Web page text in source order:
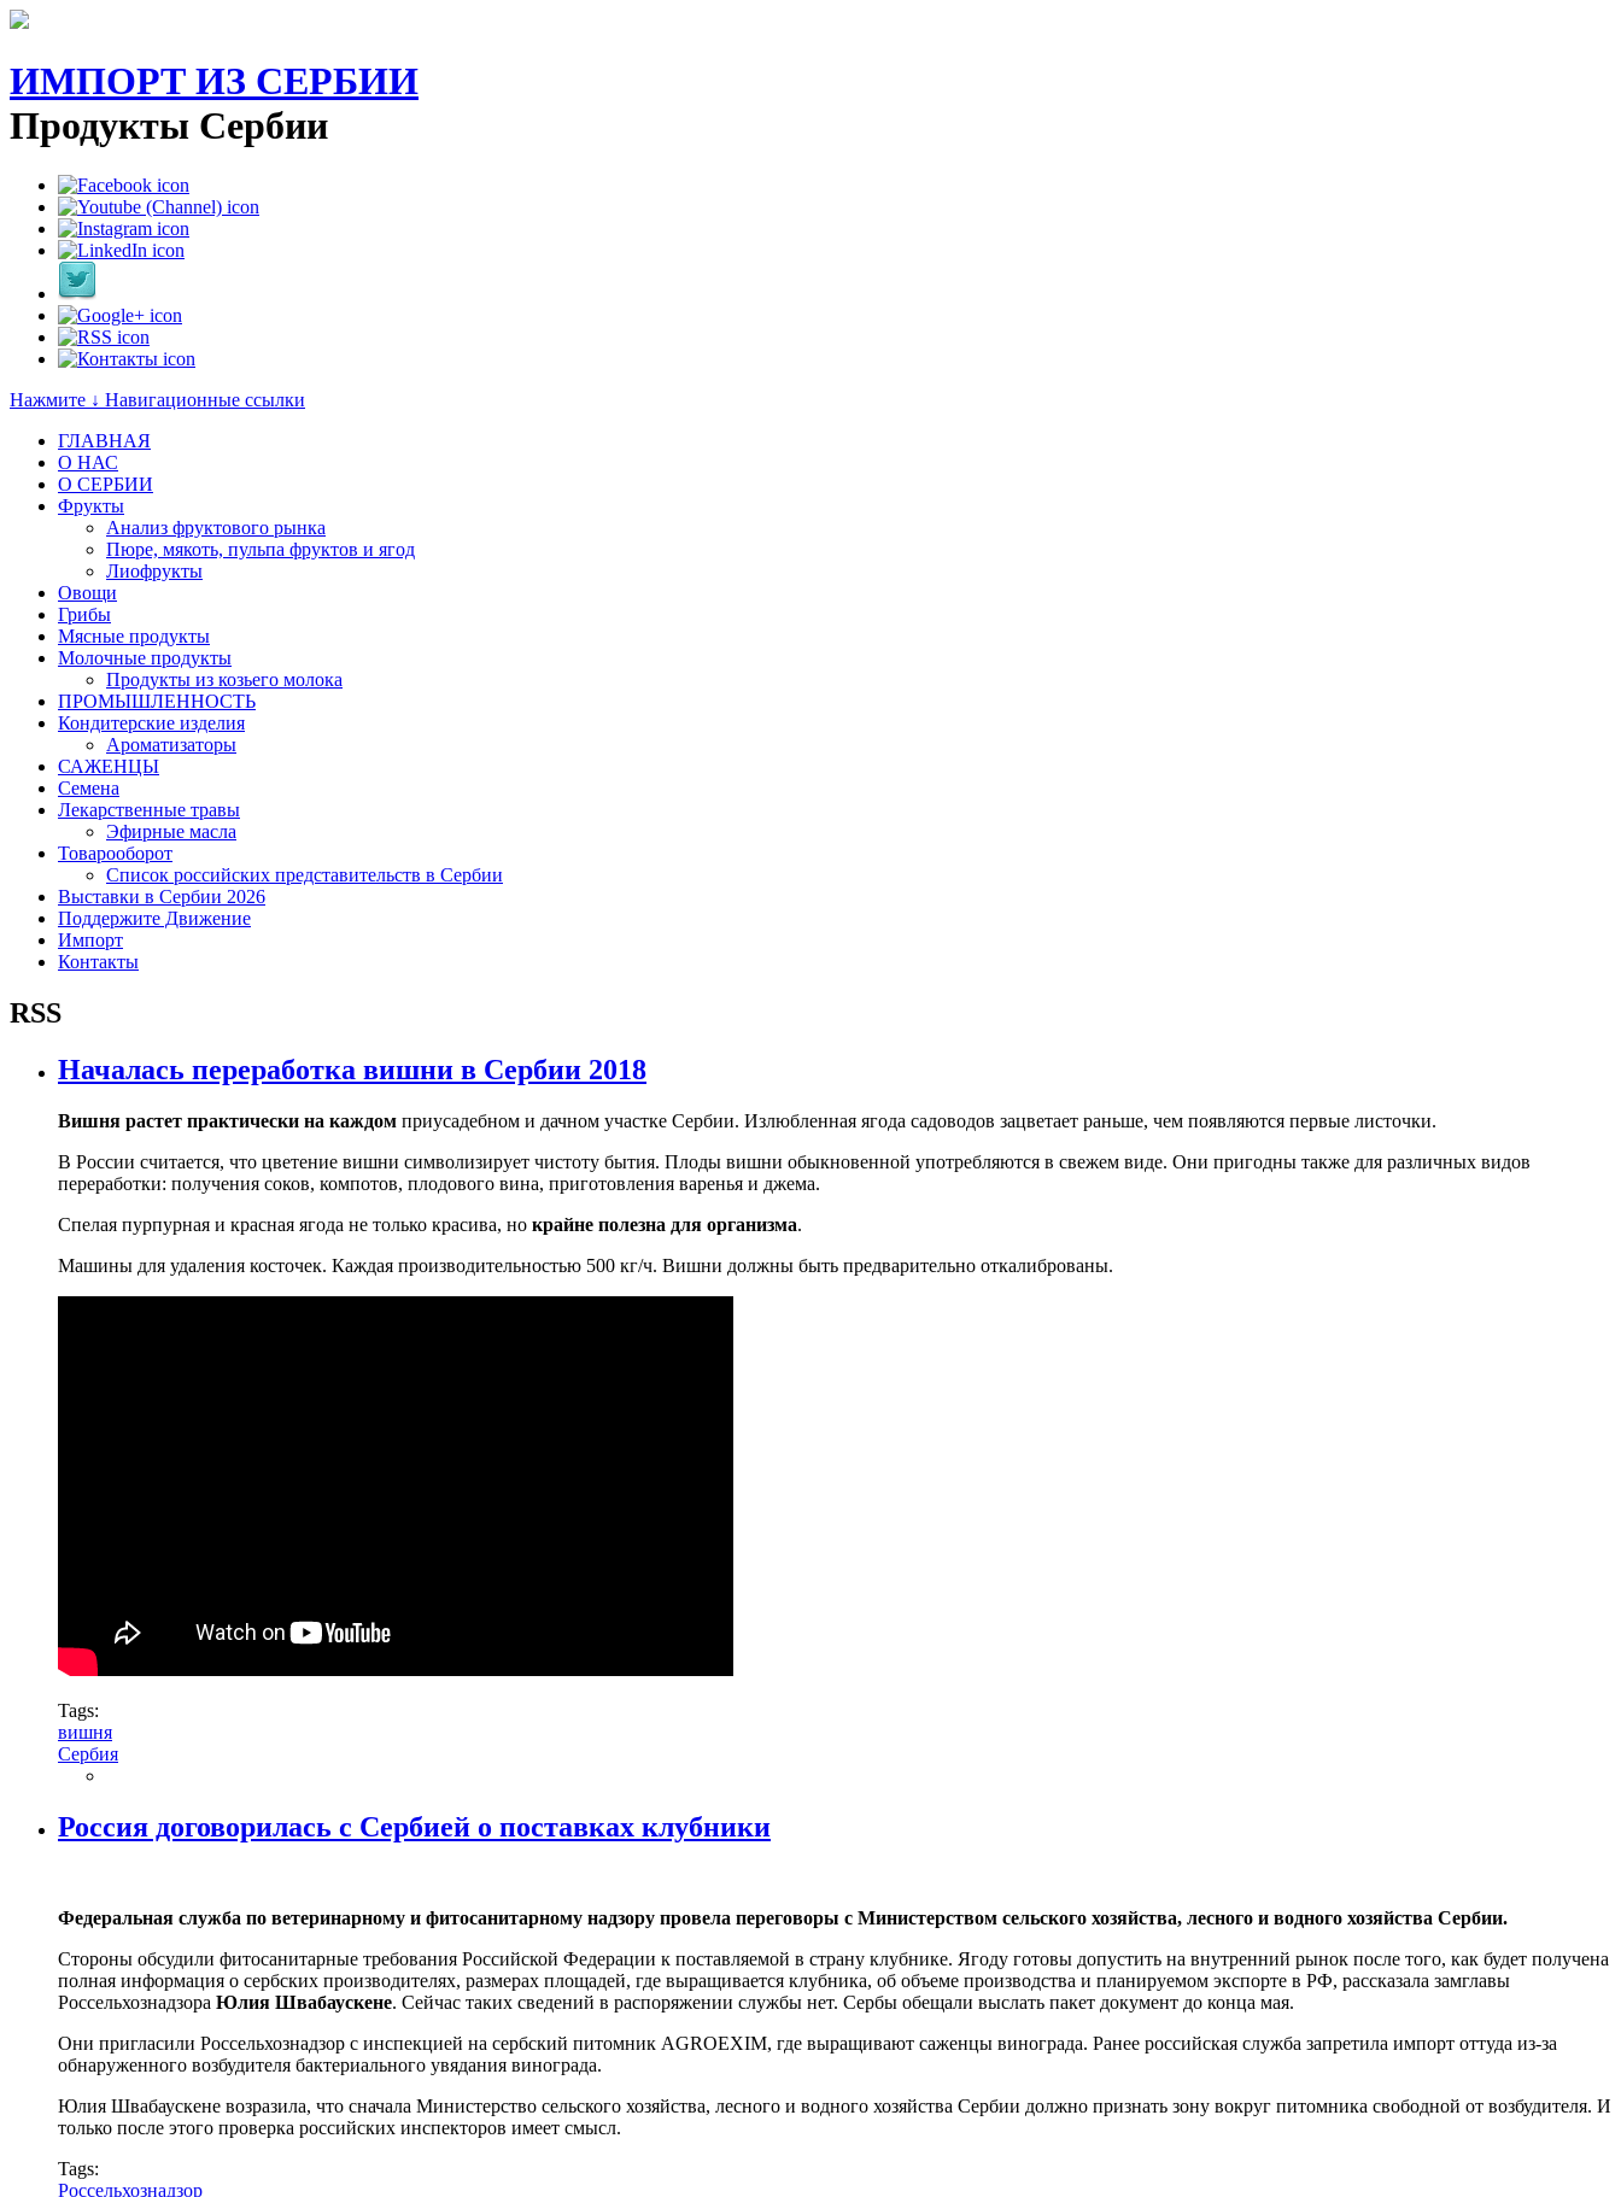
ИМПОРТ ИЗ СЕРБИИ
Продукты Сербии
Нажмите ↓ Навигационные ссылки
ГЛАВНАЯ
О НАС
O СЕРБИИ
Фрукты
Анализ фруктового рынка
Пюре, мякоть, пульпа фруктов и ягод
Лиофрукты
Овощи
Грибы
Мясные продукты
Молочные продукты
Продукты из козьего молока
ПРОМЫШЛЕННОСТЬ
Кондитерские изделия
Ароматизаторы
САЖЕНЦЫ
Семена
Лекарственные травы
Эфирные масла
Товарооборот
Список российских представительств в Сербии
Выставки в Сербии 2026
Поддержите Движение
Импорт
Контакты
RSS
Началась переработка вишни в Сербии 2018
Вишня растет практически на каждом приусадебном и дачном участке Сербии. Излюбленная ягода садоводов зацветает раньше, чем появляются первые листочки.
В России считается, что цветение вишни символизирует чистоту бытия. Плоды вишни обыкновенной употребляются в свежем виде. Они пригодны также для различных видов
переработки: получения соков, компотов, плодового вина, приготовления варенья и джема.
Спелая пурпурная и красная ягода не только красива, но крайне полезна для организма.
Машины для удаления косточек. Каждая производительностью 500 кг/ч. Вишни должны быть предварительно откалиброваны.
Tags:
вишня
Сербия
Россия договорилась с Сербией о поставках клубники
Федеральная служба по ветеринарному и фитосанитарному надзору провела переговоры с Министерством сельского хозяйства, лесного и водного хозяйства Сербии.
Стороны обсудили фитосанитарные требования Российской Федерации к поставляемой в страну клубнике. Ягоду готовы допустить на внутренний рынок после того, как будет получена
полная информация о сербских производителях, размерах площадей, где выращивается клубника, об объеме производства и планируемом экспорте в РФ, рассказала замглавы
Россельхознадзора Юлия Швабаускене. Сейчас таких сведений в распоряжении службы нет. Сербы обещали выслать пакет документ до конца мая.
Они пригласили Россельхознадзор с инспекцией на сербский питомник AGROEXIM, где выращивают саженцы винограда. Ранее российская служба запретила импорт оттуда из-за
обнаруженного возбудителя бактериального увядания винограда.
Юлия Швабаускене возразила, что сначала Министерство сельского хозяйства, лесного и водного хозяйства Сербии должно признать зону вокруг питомника свободной от возбудителя. И
только после этого проверка российских инспекторов имеет смысл.
Tags:
Россельхознадзор